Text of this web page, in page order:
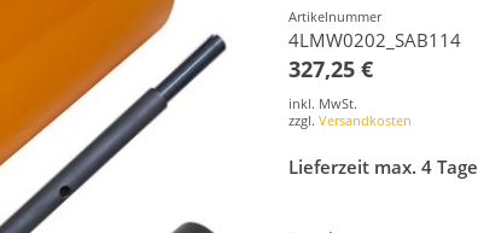
Artikelnummer
4LMW0202_SAB114
327,25 €
inkl. MwSt.
zzgl. Versandkosten
Lieferzeit max. 4 Tage